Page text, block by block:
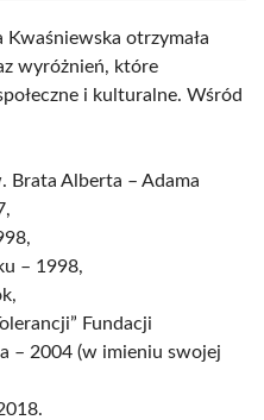
otrzymała
wyróżnień, które
i kulturalne. Wśród
Brata Alberta – Adama
– 1998,
Fundacji
– 2004 (w imieniu swojej